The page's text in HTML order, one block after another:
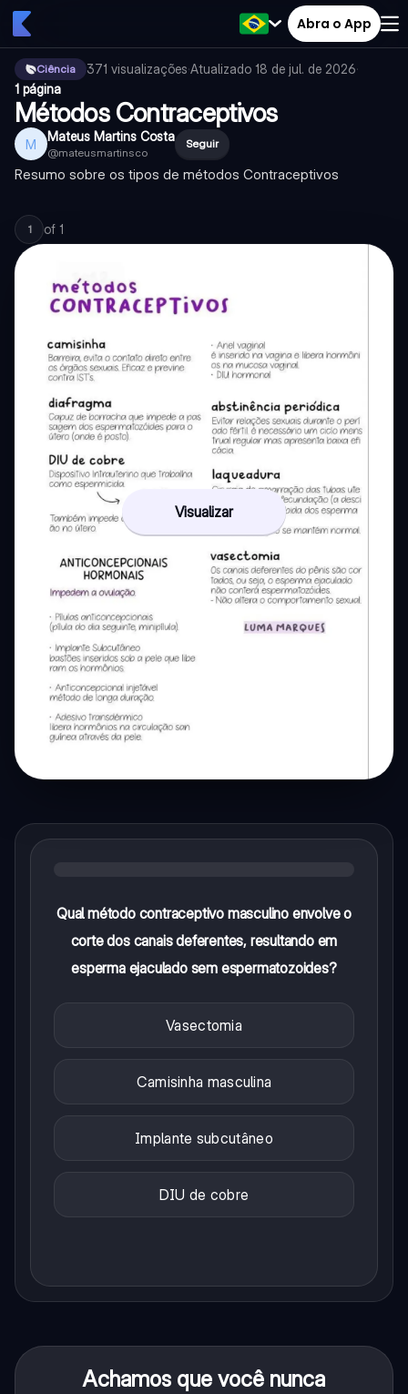
Abra o App
Ciência 371 visualizações·Atualizado 18 de jul. de 2026·
1 página
Métodos Contraceptivos
M Mateus Martins Costa
@mateusmartinsco
Seguir
Resumo sobre os tipos de métodos Contraceptivos
1 of 1
Visualizar
Qual método contraceptivo masculino envolve o
corte dos canais deferentes, resultando em
esperma ejaculado sem espermatozoides?
Vasectomia
Camisinha masculina
Implante subcutâneo
DIU de cobre
Achamos que você nunca